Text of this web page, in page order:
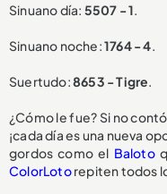
Sinuano día: 5507 - 1.
Sinuano noche:1764 - 4.
Suertudo:8653 - Tigre.
¿Cómo le fue? Si no
¡cada día es una nueva
gordos como el Baloto
ColorLotorepiten todos